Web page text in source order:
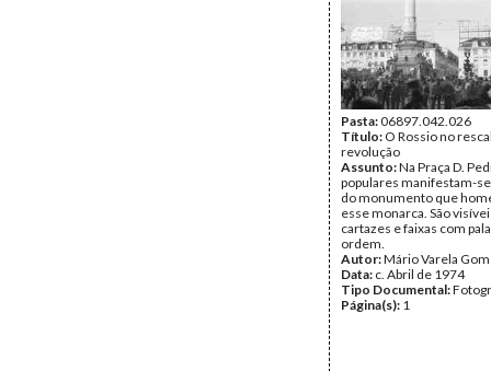
Pasta:06897.042.026
Título: O Rossio no
revolução
Assunto:Na Praça D.
populares manifestam-
do monumento que
esse monarca. São
cartazes e faixas com
ordem.
Autor:Mário Varela
Data: c. Abril de 1974
Tipo Documental:
Página(s): 1